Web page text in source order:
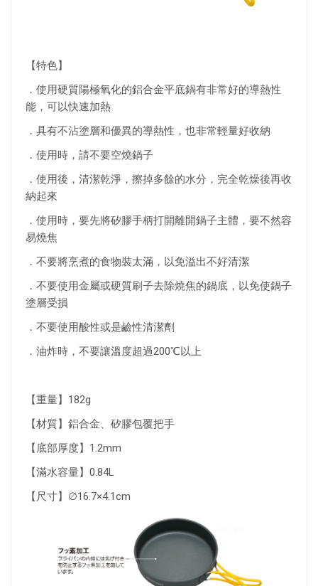
【特色】
．使用硬質陽極氧化的鋁合金平底鍋有非常好的導熱性
能，可以快速加熱
．具有不沾塗層和優異的導熱性，也非常輕量好收納
．使用時，請不要空燒鍋子
．使用後，清潔乾淨，擦掉多餘的水分，完全乾燥後再收
納起來
．使用時，要先將矽膠手柄打開離開鍋子主體，要不然容
易燒焦
．不要將烹煮的食物裝太滿，以免溢出不好清潔
．不要使用金屬或硬質刷子去除燒焦的鍋底，以免使鍋子
塗層受損
．不要使用酸性或是鹼性清潔劑
．油炸時，不要讓溫度超過200℃以上
【重量】182g
【材質】鋁合金、矽膠包覆把手
【底部厚度】1.2mm
【滿水容量】0.84L
【尺寸】∅16.7×4.1cm